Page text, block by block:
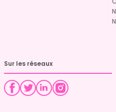
Sur les réseaux